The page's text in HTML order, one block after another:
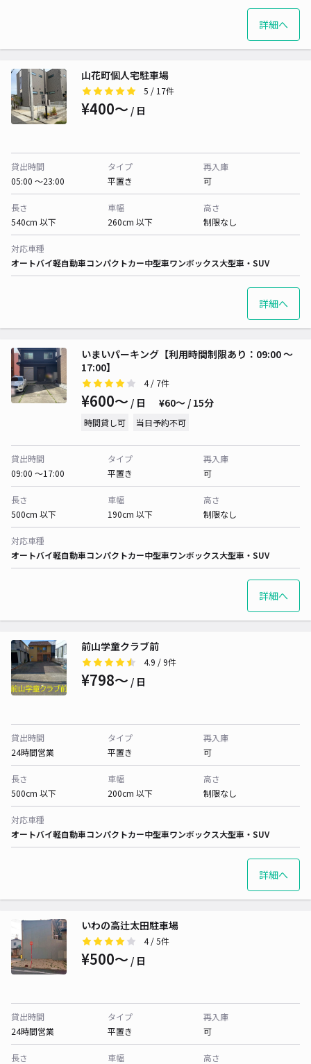
詳細へ
山花町個人宅駐車場
5 / 17件
¥400〜 / 日
貸出時間
05:00 〜23:00
タイプ
平置き
再入庫
可
長さ
540cm 以下
車幅
260cm 以下
高さ
制限なし
対応車種
オートバイ軽自動車コンパクトカー中型車ワンボックス大型車・SUV
詳細へ
いまいパーキング【利用時間制限あり：09:00 〜
17:00】
4/ 7件
¥600〜 / 日 ¥60〜 / 15分
時間貸し可 当日予約不可
貸出時間
09:00 〜17:00
タイプ
平置き
再入庫
可
長さ
500cm 以下
車幅
190cm 以下
高さ
制限なし
対応車種
オートバイ軽自動車コンパクトカー中型車ワンボックス大型車・SUV
詳細へ
前山学童クラブ前
4.9 / 9件
¥798〜 / 日
貸出時間
24時間営業
タイプ
平置き
再入庫
可
長さ
500cm 以下
車幅
200cm 以下
高さ
制限なし
対応車種
オートバイ軽自動車コンパクトカー中型車ワンボックス大型車・SUV
詳細へ
いわの高辻太田駐車場
4/ 5件
¥500〜 / 日
貸出時間
24時間営業
タイプ
平置き
再入庫
可
長さ
車幅
高さ